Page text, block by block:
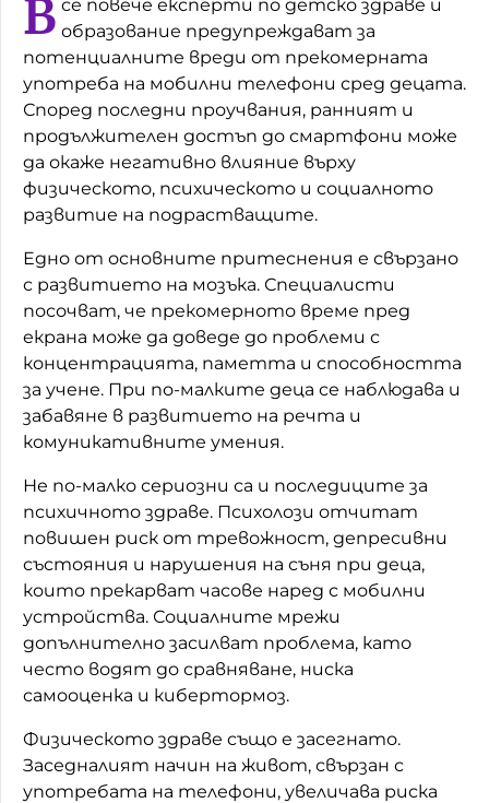
Домашен любимец
Питаме Ви
До ре ми
В се повече експерти по детско здраве и
образование предупреждават за
потенциалните вреди от прекомерната
употреба на мобилни телефони сред децата.
Според последни проучвания, ранният и
продължителен достъп до смартфони може
да окаже негативно влияние върху
физическото, психическото и социалното
развитие на подрастващите.
Едно от основните притеснения е свързано
с развитието на мозъка. Специалисти
посочват, че прекомерното време пред
екрана може да доведе до проблеми с
концентрацията, паметта и способността
за учене. При по-малките деца се наблюдава и
забавяне в развитието на речта и
комуникативните умения.
Не по-малко сериозни са и последиците за
психичното здраве. Психолози отчитат
повишен риск от тревожност, депресивни
състояния и нарушения на съня при деца,
които прекарват часове наред с мобилни
устройства. Социалните мрежи
допълнително засилват проблема, като
често водят до сравняване, ниска
самооценка и кибертормоз.
Физическото здраве също е засегнато.
Заседналият начин на живот, свързан с
употребата на телефони, увеличава риска